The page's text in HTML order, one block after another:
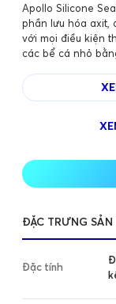
Apollo Silicone
phần lưu hóa axit,
với mọi điều kiện
các bể cá nhỏ
ĐẶC TRƯNG SẢN
Đặc tính